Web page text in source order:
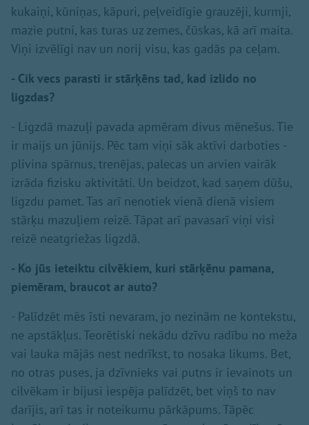
kukaiņi, kūniņas, kāpuri, peļveidīgie grauzēji, kurmji,
mazie putni, kas turas uz zemes, čūskas, kā arī maita.
Viņi izvēlīgi nav un norij visu, kas gadās pa ceļam.
- Cik vecs parasti ir stārķēns tad, kad izlido no
ligzdas?
- Ligzdā mazuļi pavada apmēram divus mēnešus. Tie
ir maijs un jūnijs. Pēc tam viņi sāk aktīvi darboties -
plivina spārnus, trenējas, palecas un arvien vairāk
izrāda fizisku aktivitāti. Un beidzot, kad saņem dūšu,
ligzdu pamet. Tas arī nenotiek vienā dienā visiem
stārķu mazuļiem reizē. Tāpat arī pavasarī viņi visi
reizē neatgriežas ligzdā.
- Ko jūs ieteiktu cilvēkiem, kuri stārķēnu pamana,
piemēram, braucot ar auto?
- Palīdzēt mēs īsti nevaram, jo nezinām ne kontekstu,
ne apstākļus. Teorētiski nekādu dzīvu radību no meža
vai lauka mājās nest nedrīkst, to nosaka likums. Bet,
no otras puses, ja dzīvnieks vai putns ir ievainots un
cilvēkam ir bijusi iespēja palīdzēt, bet viņš to nav
darījis, arī tas ir noteikumu pārkāpums. Tāpēc